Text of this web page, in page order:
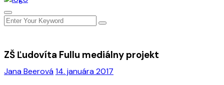
Jana Beerová14. januára 2017
ZŠ Ľudovíta Fullu mediálny projekt